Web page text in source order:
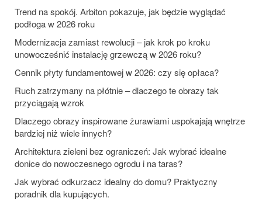
Trend na spokój. Arbiton pokazuje, jak będzie wyglądać
podłoga w 2026 roku
Modernizacja zamiast rewolucji – jak krok po kroku
unowocześnić instalację grzewczą w 2026 roku?
Cennik płyty fundamentowej w 2026: czy się opłaca?
Ruch zatrzymany na płótnie – dlaczego te obrazy tak
przyciągają wzrok
Dlaczego obrazy inspirowane żurawiami uspokajają wnętrze
bardziej niż wiele innych?
Architektura zieleni bez ograniczeń: Jak wybrać idealne
donice do nowoczesnego ogrodu i na taras?
Jak wybrać odkurzacz idealny do domu? Praktyczny
poradnik dla kupujących.